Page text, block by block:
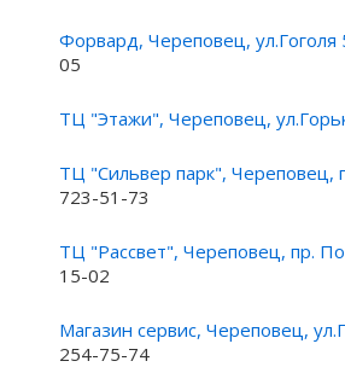
Форвард, Череповец, ул.Гоголя
05
ТЦ "Этажи", Череповец,
ТЦ "Сильвер парк", Череповец,
723-51-73
ТЦ "Рассвет", Череповец, пр.
15-02
Магазин сервис, Череповец,
254-75-74